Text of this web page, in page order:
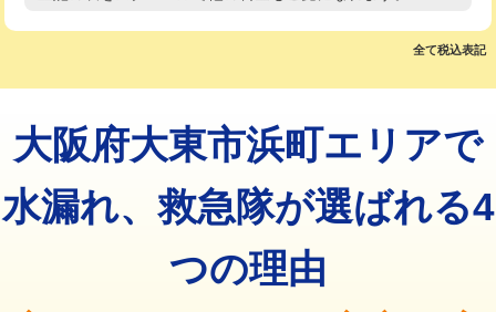
マス交換（土の掘削・埋め戻し作業） 11,000円~
マス交換（深さ50㎝以上） 66,000円
コンクリート斫り（厚さ10㎝まで）
コンクリート斫り（厚さ10㎝超え） 38,500円
モルタル補修（厚さ10㎝まで） 27,500円
38,500円
トーラー機使用/3mまで 33,000円
追加トーラー機使用/3m超え +3,300円
桝清掃 8,800円
止水・漏水調査・防水処理・清掃・修
11,000円
全て税込表記
大阪府大東市浜町エリアで
水漏れ、救急隊が選ばれる4
つの理由